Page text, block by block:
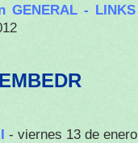
GENERAL - LINKS
- viernes 13 de